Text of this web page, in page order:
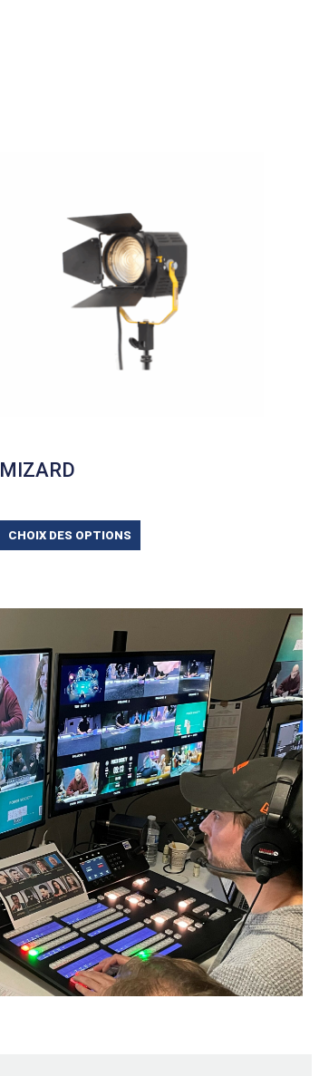
MIZARD
CHOIX DES OPTIONS